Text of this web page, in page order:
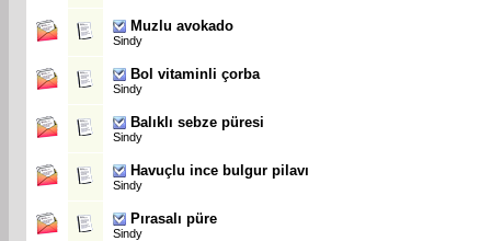
Muzlu avokado
Sindy
Bol vitaminli çorba
Sindy
Balıklı sebze püresi
Sindy
Havuçlu ince bulgur pilavı
Sindy
Pırasalı püre
Sindy